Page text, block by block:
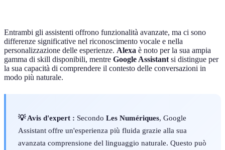
Entrambi gli assistenti offrono funzionalità avanzate, ma ci sono
differenze significative nel riconoscimento vocale e nella
personalizzazione delle esperienze. Alexa è noto per la sua ampia
gamma di skill disponibili, mentre Google Assistant si distingue per
la sua capacità di comprendere il contesto delle conversazioni in
modo più naturale.
💡 Avis d'expert : Secondo Les Numériques, Google
Assistant offre un'esperienza più fluida grazie alla sua
avanzata comprensione del linguaggio naturale. Questo può